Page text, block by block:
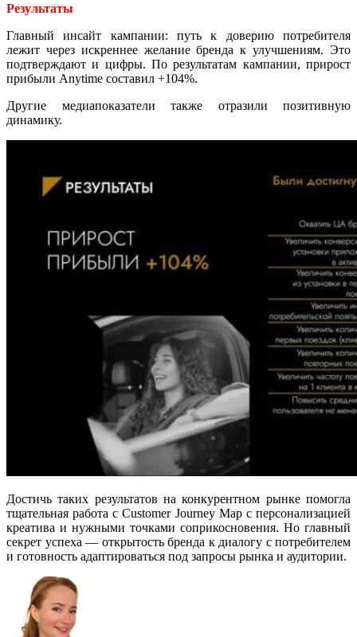
Результаты
Главный инсайт кампании: путь к доверию потребителя
лежит через искреннее желание бренда к улучшениям. Это
подтверждают и цифры. По результатам кампании, прирост
прибыли Anytime составил +104%.
Другие медиапоказатели также отразили позитивную
динамику.
Достичь таких результатов на конкурентном рынке помогла
тщательная работа с Customer Journey Map с персонализацией
креатива и нужными точками соприкосновения. Но главный
секрет успеха — открытость бренда к диалогу с потребителем
и готовность адаптироваться под запросы рынка и аудитории.